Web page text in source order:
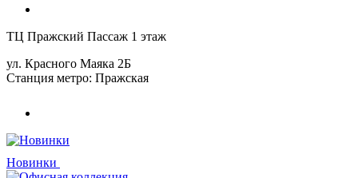
ТЦ Пражский Пассаж 1 этаж
ул. Красного Маяка 2Б
Станция метро: Пражская
Новинки